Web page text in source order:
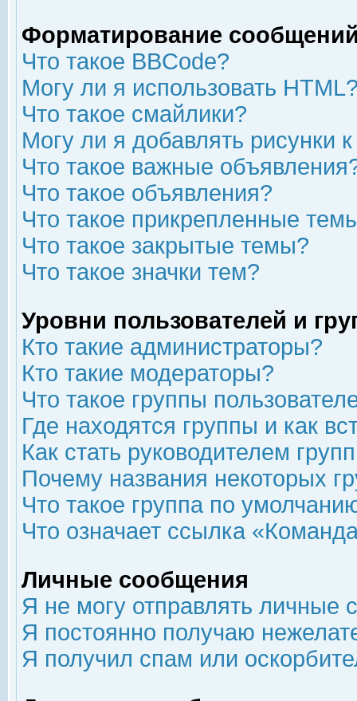
Форматирование
Что такое BBCode?
Могу ли я использовать
Что такое смайлики?
Могу ли я добавлять рисунки
Что такое важные
Что такое объявления?
Что такое прикрепленные
Что такое закрытые темы?
Что такое значки тем?
Уровни пользователей и
Кто такие администраторы?
Кто такие модераторы?
Что такое группы
Где находятся группы и как
Как стать руководителем
Почему названия некоторых
Что такое группа по
Что означает ссылка
Личные сообщения
Я не могу отправлять личные
Я постоянно получаю
Я получил спам или